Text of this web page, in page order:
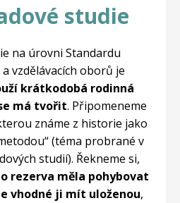
studie
na úrovni Standardu
vzdělávacích oborů je
krátkodobá rodinná
má tvořit. Připomeneme
známe z historie jako
(téma probrané v
studií). Řekneme si,
rezerva měla pohybovat
vhodné ji mít uloženou,